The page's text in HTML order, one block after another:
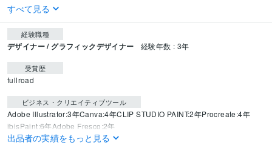
すべて見る
経験職種
デザイナー / グラフィックデザイナー 経験年数 : 3年
受賞歴
fullroad
ビジネス・クリエイティブツール
Adobe Illustrator:3年Canva:4年CLIP STUDIO PAINT:2年Procreate:4年
ibisPaint:6年Adobe Fresco:2年
出品者の実績をもっと見る